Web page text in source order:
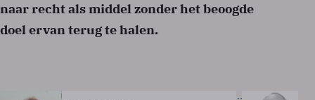
naar recht als middel zonder het beoogde
doel ervan terug te halen.